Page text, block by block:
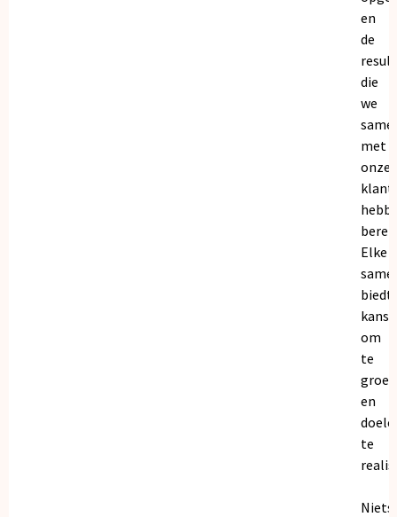
en
de
die
we
met
onze
Elke
biedt
om
te
en
te
Niets